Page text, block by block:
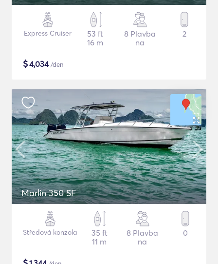
Express Cruiser
53 ft
16 m
8 Plavba
na
2
$4,034/den
Marlin 350 SF
Středová konzola
35 ft
11 m
8 Plavba
na
0